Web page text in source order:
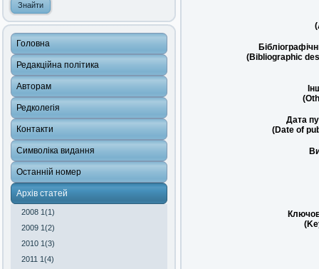
Головна
Редакційна політика
Авторам
Редколегія
Контакти
Символіка видання
Останній номер
Архів статей
2008 1(1)
2009 1(2)
2010 1(3)
2011 1(4)
(Bibliographic
Дата
(Date of